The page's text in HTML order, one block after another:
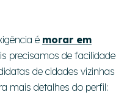
é morar em
precisamos de facilidade
de cidades vizinhas
mais detalhes do perfil: